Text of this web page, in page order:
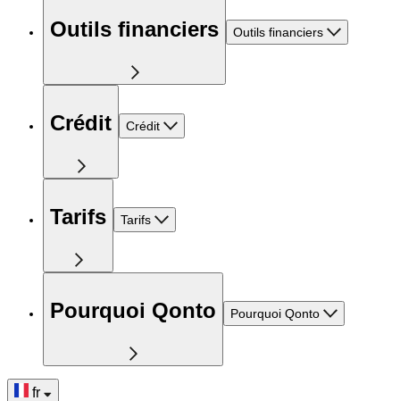
Outils financiers Outils financiers
Crédit Crédit
Tarifs Tarifs
Pourquoi Qonto Pourquoi Qonto
fr